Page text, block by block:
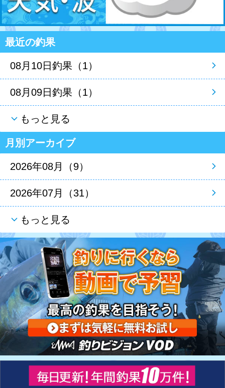
最近の釣果
08月10日釣果（1）
08月09日釣果（1）
もっと見る
月別アーカイブ
2026年08月（9）
2026年07月（31）
もっと見る